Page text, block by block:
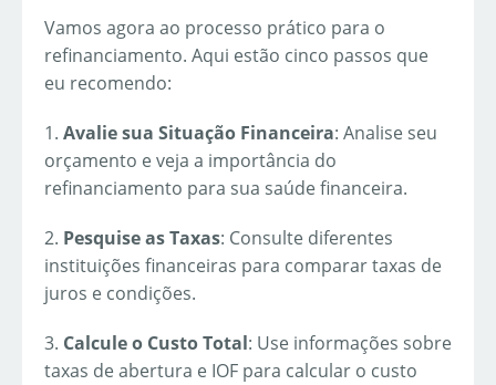
Vamos agora ao processo prático para o
refinanciamento. Aqui estão cinco passos que
eu recomendo:
1. Avalie sua Situação Financeira: Analise seu
orçamento e veja a importância do
refinanciamento para sua saúde financeira.
2. Pesquise as Taxas: Consulte diferentes
instituições financeiras para comparar taxas de
juros e condições.
3. Calcule o Custo Total: Use informações sobre
taxas de abertura e IOF para calcular o custo